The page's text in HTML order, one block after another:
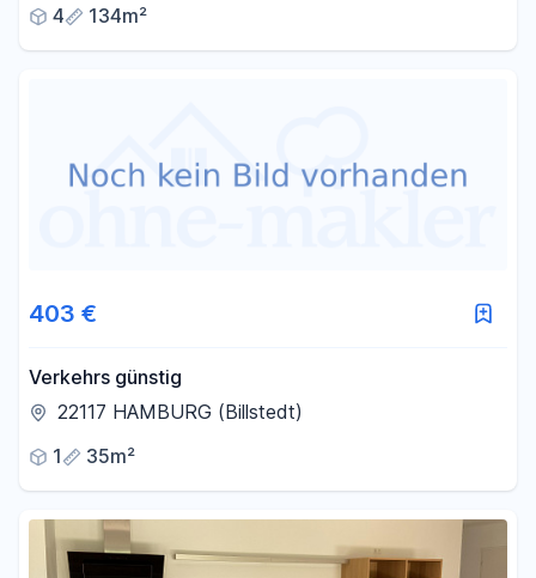
4
134m²
403 €
Verkehrs günstig
22117 HAMBURG (Billstedt)
1
35m²